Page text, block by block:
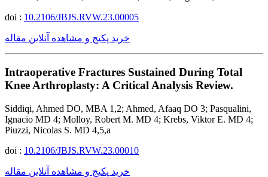
doi : 10.2106/JBJS.RVW.23.00005
خرید پکیج و مشاهده آنلاین مقاله
Intraoperative Fractures Sustained During Total
Knee Arthroplasty: A Critical Analysis Review.
Siddiqi, Ahmed DO, MBA 1,2; Ahmed, Afaaq DO 3; Pasqualini,
Ignacio MD 4; Molloy, Robert M. MD 4; Krebs, Viktor E. MD 4;
Piuzzi, Nicolas S. MD 4,5,a
doi : 10.2106/JBJS.RVW.23.00010
خرید پکیج و مشاهده آنلاین مقاله